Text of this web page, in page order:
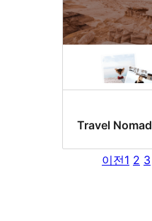
Travel Nomad
이전1 2 3